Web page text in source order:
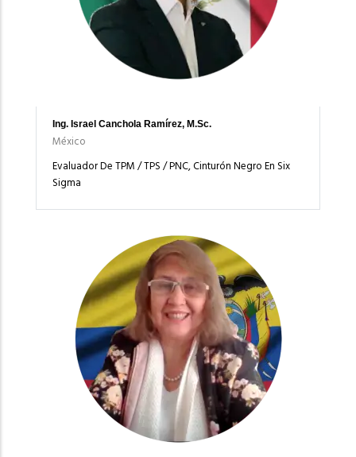
Ing. Israel Canchola Ramírez, M.Sc.
México
Evaluador De TPM / TPS / PNC, Cinturón Negro En Six
Sigma